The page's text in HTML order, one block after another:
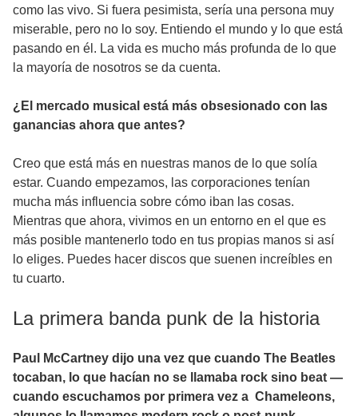
como las vivo. Si fuera pesimista, sería una persona muy
miserable, pero no lo soy. Entiendo el mundo y lo que está
pasando en él. La vida es mucho más profunda de lo que
la mayoría de nosotros se da cuenta.
¿El mercado musical está más obsesionado con las
ganancias ahora que antes?
Creo que está más en nuestras manos de lo que solía
estar. Cuando empezamos, las corporaciones tenían
mucha más influencia sobre cómo iban las cosas.
Mientras que ahora, vivimos en un entorno en el que es
más posible mantenerlo todo en tus propias manos si así
lo eliges. Puedes hacer discos que suenen increíbles en
tu cuarto.
La primera banda punk de la historia
Paul McCartney dijo una vez que cuando The Beatles
tocaban, lo que hacían no se llamaba rock sino beat —
cuando escuchamos por primera vez a Chameleons,